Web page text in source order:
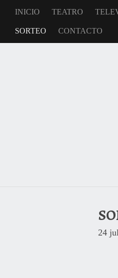
INICIO TEATRO
SORTEO CONTACTO
24